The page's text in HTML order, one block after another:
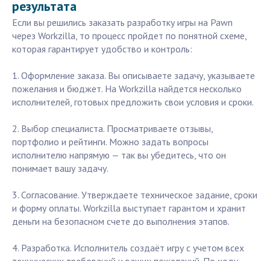
результата
Если вы решились заказать разработку игры на Pawn
через Workzilla, то процесс пройдет по понятной схеме,
которая гарантирует удобство и контроль:
1. Оформление заказа. Вы описываете задачу, указываете
пожелания и бюджет. На Workzilla найдется несколько
исполнителей, готовых предложить свои условия и сроки.
2. Выбор специалиста. Просматриваете отзывы,
портфолио и рейтинги. Можно задать вопросы
исполнителю напрямую — так вы убедитесь, что он
понимает вашу задачу.
3. Согласование. Утверждаете техническое задание, сроки
и форму оплаты. Workzilla выступает гарантом и хранит
деньги на безопасном счете до выполнения этапов.
4. Разработка. Исполнитель создаёт игру с учетом всех